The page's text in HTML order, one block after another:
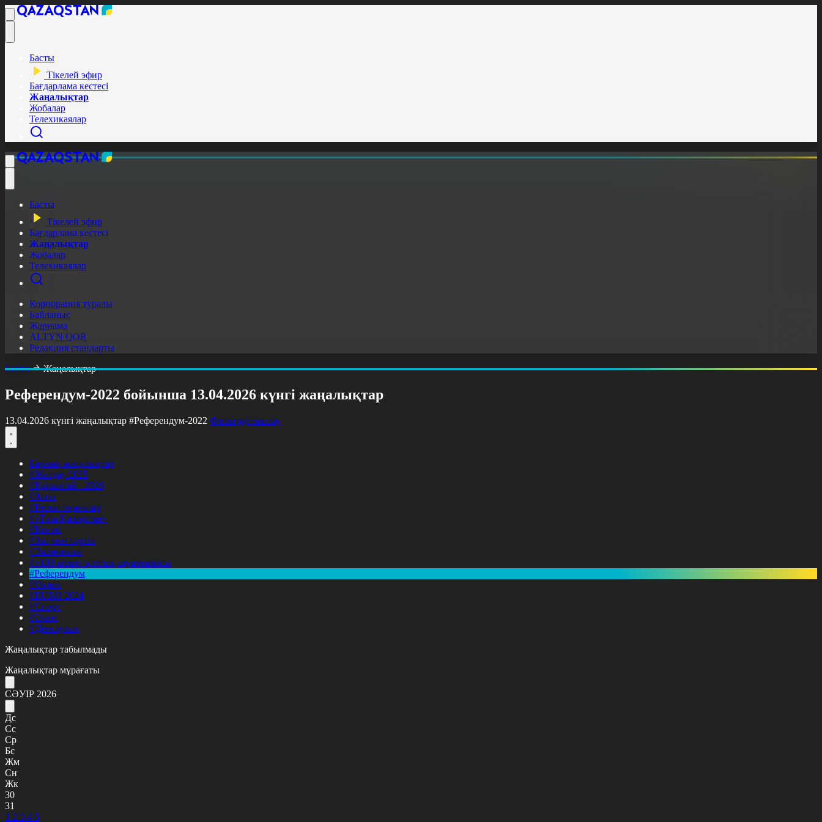
Басты
Тікелей эфир
Бағдарлама кестесі
Жаңалықтар
Жобалар
Телехикаялар
Басты
Тікелей эфир
Бағдарлама кестесі
Жаңалықтар
Жобалар
Телехикаялар
Корпорация туралы
Байланыс
Жарнама
ALTYN QOR
Редакция стандарты
Басты
Жаңалықтар
Референдум-2022 бойынша 13.04.2026 күнгі жаңалықтар
13.04.2026 күнгі жаңалықтар #Референдум-2022 Фильтрді тазалау
Барлық жаңалықтар
#Жолдау 2025
#Құрылтай - 2026
#Апта
#Ресми оқиғалар
#«Таза Қазақстан»
#Қоғам
#Заң мен тәртіп
#Экономика
#«100 кітап» ұлттық сауалнамасы
#Референдум
#Оқиға
#EURO 2024
#Спорт
#Әлем
#Денсаулық
Жаңалықтар табылмады
Жаңалықтар мұрағаты
СӘУІР 2026
Дс
Сс
Ср
Бс
Жм
Сн
Жк
30
31
1 2 3 4 5